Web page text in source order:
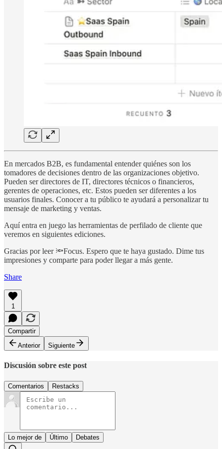
En mercados B2B, es fundamental entender quiénes son los
tomadores de decisiones dentro de las organizaciones objetivo.
Pueden ser directores de IT, directores técnicos o financieros,
gerentes de operaciones, etc. Estos pueden ser diferentes a los
usuarios finales. Conocer a tu público te ayudará a personalizar tu
mensaje de marketing y ventas.
Aquí entra en juego las herramientas de perfilado de cliente que
veremos en siguientes ediciones.
Gracias por leer 🔦Focus. Espero que te haya gustado. Dime tus
impresiones y comparte para poder llegar a más gente.
Share
1
Compartir
Anterior
Siguiente
Discusión sobre este post
Comentarios Restacks
Lo mejor de Último Debates